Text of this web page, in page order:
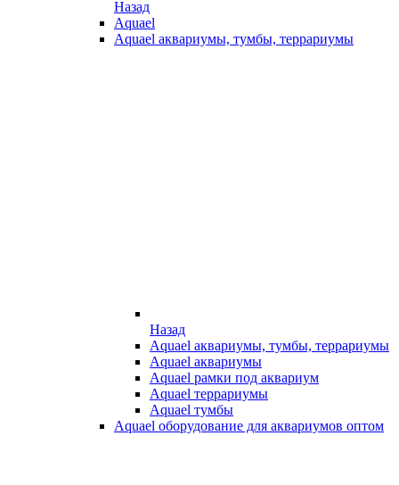
Назад
Aquael
Aquael аквариумы, тумбы, террариумы
Назад
Aquael аквариумы, тумбы, террариумы
Aquael аквариумы
Aquael рамки под аквариум
Aquael террариумы
Aquael тумбы
Aquael оборудование для аквариумов оптом